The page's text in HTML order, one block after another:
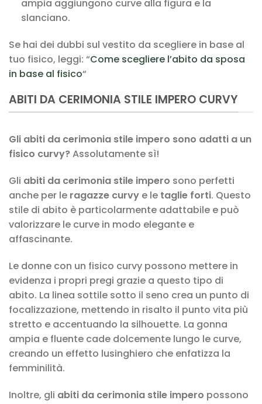
ampia aggiungono curve alla figura e la
slanciano.
Se hai dei dubbi sul vestito da scegliere in base al
tuo fisico, leggi: “Come scegliere l’abito da sposa
in base al fisico“
ABITI DA CERIMONIA STILE IMPERO CURVY
Gli abiti da cerimonia stile impero sono adatti a un
fisico curvy?Assolutamente sì!
Gli abiti da cerimonia stile impero sono perfetti
anche per le ragazze curvy e le taglie forti. Questo
stile di abito è particolarmente adattabile e può
valorizzare le curve in modo elegante e
affascinante.
Le donne con un fisico curvy possono mettere in
evidenza i propri pregi grazie a questo tipo di
abito. La linea sottile sotto il seno crea un punto di
focalizzazione, mettendo in risalto il punto vita più
stretto e accentuando la silhouette. La gonna
ampia e fluente cade dolcemente lungo le curve,
creando un effetto lusinghiero che enfatizza la
femminilità.
Inoltre, gli abiti da cerimonia stile impero possono